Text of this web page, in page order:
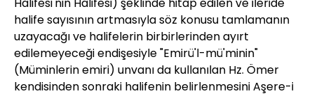
halife sayısının artmasıyla söz konusu tamlamanın
uzayacağı ve halifelerin birbirlerinden ayırt
edilemeyeceği endişesiyle "Emirü'l-mü'minin"
(Müminlerin emiri) unvanı da kullanılan Hz. Ömer
kendisinden sonraki halifenin belirlenmesini Aşere-i